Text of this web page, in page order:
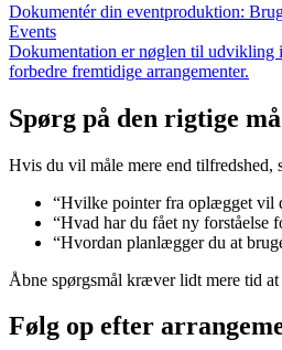
Dokumentér din eventproduktion:
Events
Dokumentation er nøglen til udvikling i
forbedre fremtidige arrangementer.
Spørg på den rigtige
Hvis du vil måle mere end tilfredshed,
“Hvilke pointer fra oplægget vil
“Hvad har du fået ny forståelse
“Hvordan planlægger du at
Åbne spørgsmål kræver lidt mere tid at
Følg op efter